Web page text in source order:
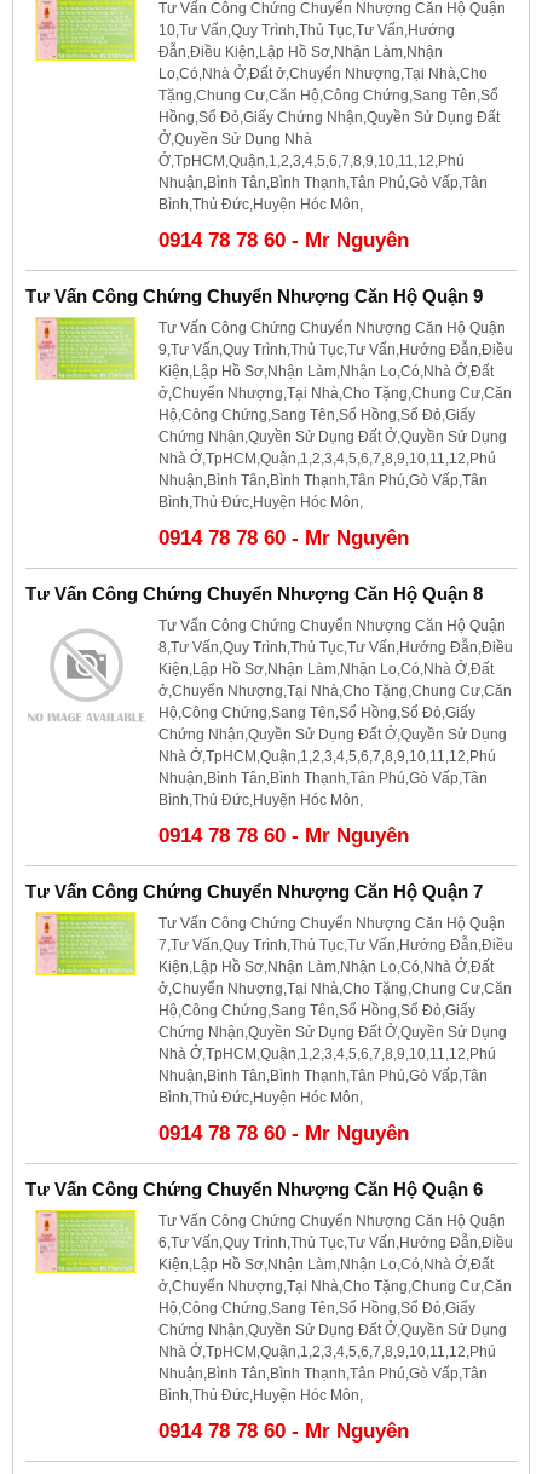
Tư Vấn Công Chứng Chuyển Nhượng Căn Hộ Quận
10,Tư Vấn,Quy Trình,Thủ Tục,Tư Vấn,Hướng
Đẫn,Điều Kiện,Lập Hồ Sơ,Nhận Làm,Nhận
Lo,Có,Nhà Ở,Đất ở,Chuyển Nhượng,Tại Nhà,Cho
Tặng,Chung Cư,Căn Hộ,Công Chứng,Sang Tên,Sổ
Hồng,Sổ Đỏ,Giấy Chứng Nhận,Quyền Sử Dụng Đất
Ở,Quyền Sử Dụng Nhà
Ở,TpHCM,Quận,1,2,3,4,5,6,7,8,9,10,11,12,Phú
Nhuận,Bình Tân,Bình Thạnh,Tân Phú,Gò Vấp,Tân
Bình,Thủ Đức,Huyện Hóc Môn,
0914 78 78 60 - Mr Nguyên
Tư Vấn Công Chứng Chuyển Nhượng Căn Hộ Quận 9
Tư Vấn Công Chứng Chuyển Nhượng Căn Hộ Quận
9,Tư Vấn,Quy Trình,Thủ Tục,Tư Vấn,Hướng Đẫn,Điều
Kiện,Lập Hồ Sơ,Nhận Làm,Nhận Lo,Có,Nhà Ở,Đất
ở,Chuyển Nhượng,Tại Nhà,Cho Tặng,Chung Cư,Căn
Hộ,Công Chứng,Sang Tên,Sổ Hồng,Sổ Đỏ,Giấy
Chứng Nhận,Quyền Sử Dụng Đất Ở,Quyền Sử Dụng
Nhà Ở,TpHCM,Quận,1,2,3,4,5,6,7,8,9,10,11,12,Phú
Nhuận,Bình Tân,Bình Thạnh,Tân Phú,Gò Vấp,Tân
Bình,Thủ Đức,Huyện Hóc Môn,
0914 78 78 60 - Mr Nguyên
Tư Vấn Công Chứng Chuyển Nhượng Căn Hộ Quận 8
Tư Vấn Công Chứng Chuyển Nhượng Căn Hộ Quận
8,Tư Vấn,Quy Trình,Thủ Tục,Tư Vấn,Hướng Đẫn,Điều
Kiện,Lập Hồ Sơ,Nhận Làm,Nhận Lo,Có,Nhà Ở,Đất
ở,Chuyển Nhượng,Tại Nhà,Cho Tặng,Chung Cư,Căn
Hộ,Công Chứng,Sang Tên,Sổ Hồng,Sổ Đỏ,Giấy
Chứng Nhận,Quyền Sử Dụng Đất Ở,Quyền Sử Dụng
Nhà Ở,TpHCM,Quận,1,2,3,4,5,6,7,8,9,10,11,12,Phú
Nhuận,Bình Tân,Bình Thạnh,Tân Phú,Gò Vấp,Tân
Bình,Thủ Đức,Huyện Hóc Môn,
0914 78 78 60 - Mr Nguyên
Tư Vấn Công Chứng Chuyển Nhượng Căn Hộ Quận 7
Tư Vấn Công Chứng Chuyển Nhượng Căn Hộ Quận
7,Tư Vấn,Quy Trình,Thủ Tục,Tư Vấn,Hướng Đẫn,Điều
Kiện,Lập Hồ Sơ,Nhận Làm,Nhận Lo,Có,Nhà Ở,Đất
ở,Chuyển Nhượng,Tại Nhà,Cho Tặng,Chung Cư,Căn
Hộ,Công Chứng,Sang Tên,Sổ Hồng,Sổ Đỏ,Giấy
Chứng Nhận,Quyền Sử Dụng Đất Ở,Quyền Sử Dụng
Nhà Ở,TpHCM,Quận,1,2,3,4,5,6,7,8,9,10,11,12,Phú
Nhuận,Bình Tân,Bình Thạnh,Tân Phú,Gò Vấp,Tân
Bình,Thủ Đức,Huyện Hóc Môn,
0914 78 78 60 - Mr Nguyên
Tư Vấn Công Chứng Chuyển Nhượng Căn Hộ Quận 6
Tư Vấn Công Chứng Chuyển Nhượng Căn Hộ Quận
6,Tư Vấn,Quy Trình,Thủ Tục,Tư Vấn,Hướng Đẫn,Điều
Kiện,Lập Hồ Sơ,Nhận Làm,Nhận Lo,Có,Nhà Ở,Đất
ở,Chuyển Nhượng,Tại Nhà,Cho Tặng,Chung Cư,Căn
Hộ,Công Chứng,Sang Tên,Sổ Hồng,Sổ Đỏ,Giấy
Chứng Nhận,Quyền Sử Dụng Đất Ở,Quyền Sử Dụng
Nhà Ở,TpHCM,Quận,1,2,3,4,5,6,7,8,9,10,11,12,Phú
Nhuận,Bình Tân,Bình Thạnh,Tân Phú,Gò Vấp,Tân
Bình,Thủ Đức,Huyện Hóc Môn,
0914 78 78 60 - Mr Nguyên